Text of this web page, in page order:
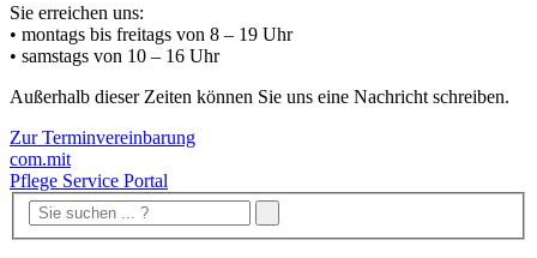
Sie erreichen uns:
• montags bis freitags von 8 – 19 Uhr
• samstags von 10 – 16 Uhr
Außerhalb dieser Zeiten können Sie uns eine Nachricht schreiben.
Zur Terminvereinbarung
com.mit
Pflege Service Portal